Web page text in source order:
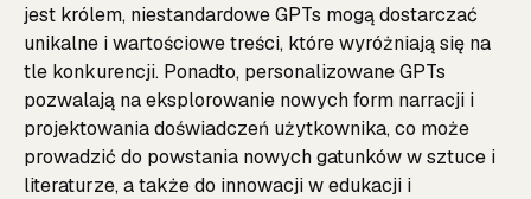
jest królem, niestandardowe GPTs mogą dostarczać
unikalne i wartościowe treści, które wyróżniają się na
tle konkurencji. Ponadto, personalizowane GPTs
pozwalają na eksplorowanie nowych form narracji i
projektowania doświadczeń użytkownika, co może
prowadzić do powstania nowych gatunków w sztuce i
literaturze, a także do innowacji w edukacji i